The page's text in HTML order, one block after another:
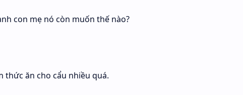
con mẹ nó còn muốn thế nào?
thức ăn cho cẩu nhiều quá.